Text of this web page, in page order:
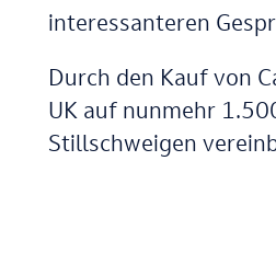
interessanteren
Durch den Kauf von
UK auf nunmehr
Stillschweigen